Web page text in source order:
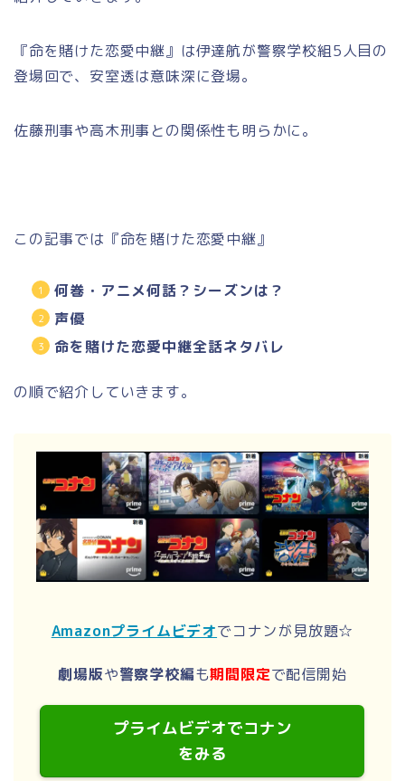
『命を賭けた恋愛中継』は伊達航が警察学校組5人目の
登場回で、安室透は意味深に登場。
佐藤刑事や高木刑事との関係性も明らかに。
この記事では『命を賭けた恋愛中継』
何巻・アニメ何話？シーズンは？
声優
命を賭けた恋愛中継全話ネタバレ
の順で紹介していきます。
Amazonプライムビデオでコナンが見放題☆
劇場版や警察学校編も期間限定で配信開始
プライムビデオでコナン
をみる